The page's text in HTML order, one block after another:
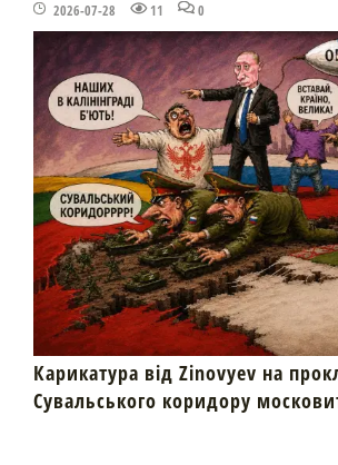
2026-07-28 11 0
Карикатура від Zinovyev на
Сувальського коридору